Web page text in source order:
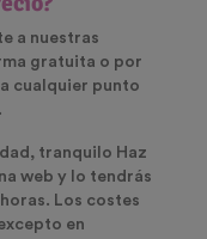
a nuestras
gratuita o por
cualquier punto
tranquilo Haz
web y lo tendrás
Los costes
en